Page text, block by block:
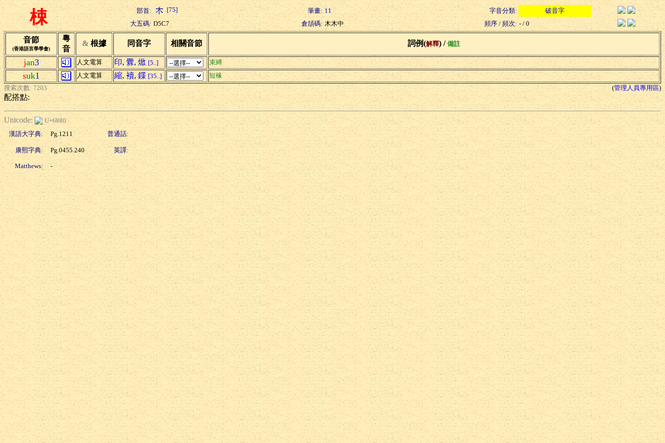
梀 部首: [75] 筆畫: 11 字音分類:
破音字
大五碼: D5C7 倉頡碼: 木木中 頻序 / 頻次: - / 0
音節
(香港語言學學會)
粵
音
& 根據 同音字 相關音節 詞例(解釋) / 備註
jan3 人文電算 印, 釁, 焮 [5..] 束縛
suk1 人文電算 縮, 襩, 鏼 [35..]
短椽
搜索次數: 7203
(管理人員專用區)
配搭點:
Unicode:
U+6880
漢語大字典:
Pg.1211 普通話:
康熙字典: Pg.0455.240 英譯:
Matthews: -